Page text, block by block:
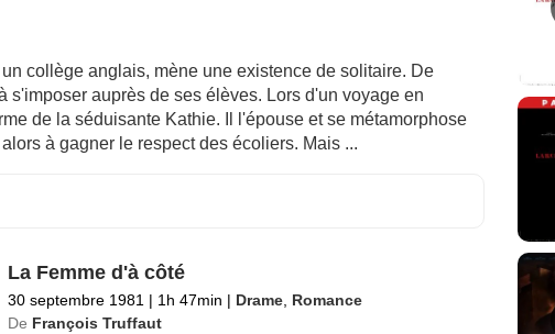
collège anglais, mène une existence de solitaire. De
s'imposer auprès de ses élèves. Lors d'un voyage en
de la séduisante Kathie. Il l'épouse et se métamorphose
à gagner le respect des écoliers. Mais ...
La Femme d'à côté
30 septembre 1981 | 1h 47min | Drame, Romance
De François Truffaut